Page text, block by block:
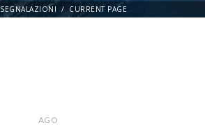
SEGNALAZIONI CURRENT PAGE
AGO